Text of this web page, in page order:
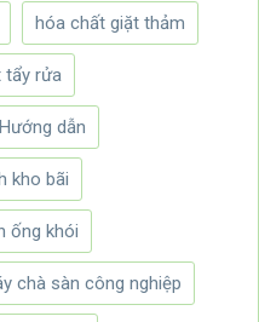
hóa chất giặt thảm
tẩy rửa
Hướng dẫn
kho bãi
ống khói
chà sàn công nghiệp